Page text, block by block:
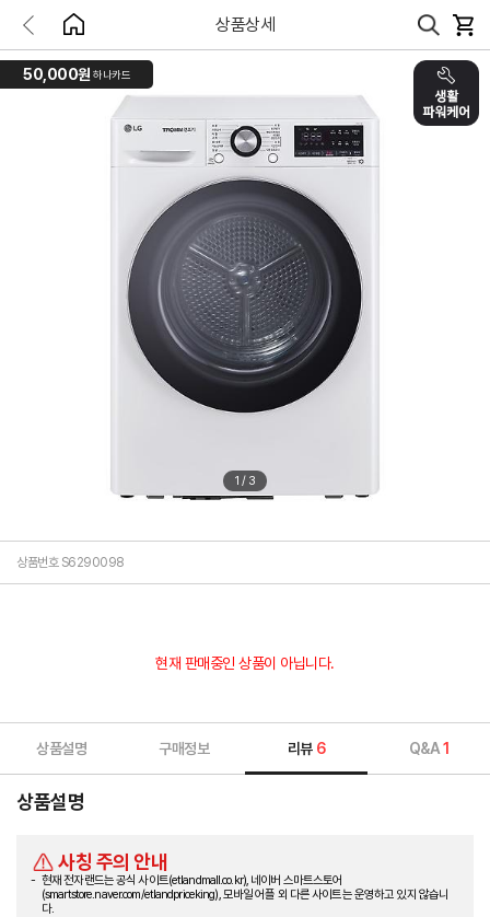
상품상세
50,000원 하나카드
1 / 3
상품번호 S6290098
현재 판매중인 상품이 아닙니다.
상품설명 구매정보 리뷰 6 Q&A1
상품설명
사칭 주의 안내
현재 전자랜드는 공식 사이트(etlandmall.co.kr), 네이버 스마트스토어
(smartstore.naver.com/etlandpriceking), 모바일 어플 외 다른 사이트는 운영하고 있지 않습니
다.